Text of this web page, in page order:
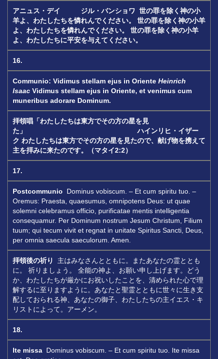
アニュス・デイ ジル・バンショワ 世の罪を除く神の小
羊よ、わたしたちを憐れんでください。
世の罪を除く神の小羊
よ、わたしたちを憐れんでください。
世の罪を除く神の小羊
よ、わたしたちに平安を与えてください。
16.
Communio: Vidimus stellam ejus in Oriente Heinrich
Isaac Vidimus stellam ejus in Oriente, et venimus cum
muneribus adorare Dominum.
拝領唱「わたしたちは東方でその方の星を見
た」
ハインリヒ・イザー
ク わたしたちは東方でその方の星を見たので、献げ物を携えて
主を拝みに来たのです。
（マタイ2:2）
17.
Postcommunio Dominus vobiscum. – Et cum spiritu tuo. –
Oremus: Praesta, quaesumus, omnipotens Deus: ut quae
solemni celebramus officio, purificatae mentis intelligentia
consequamur. Per Dominum nostrum Jesum Christum, Filium
tuum; qui tecum vivit et regnat in unitate Spiritus Sancti, Deus,
per omnia saecula saeculorum. Amen.
拝領後の祈り
主はみなさんとともに。またあなたの霊ととも
に。 祈りましょう。 全能の神よ、お願い申し上げます。どう
か、わたしたちが厳かにお祝いしたことを、清められた心で理
解するに至りますように。あなたと聖霊とともに世々に生き支
配しておられる神、あなたの御子、わたしたちの主イエス・キ
リストによって。アーメン。
18.
Ite missa Dominus vobiscum. – Et cum spiritu tuo. Ite missa